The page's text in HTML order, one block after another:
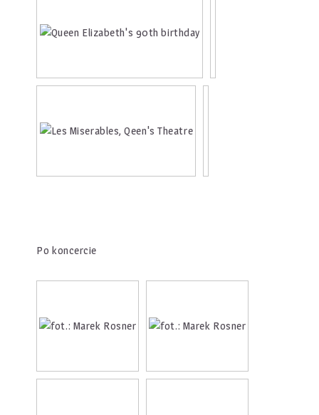
Po koncercie